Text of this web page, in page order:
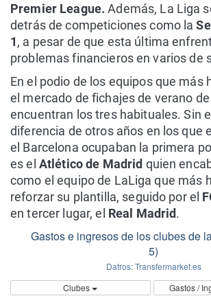
Premier League. Además, La Liga
detrás de competiciones como la
1, a pesar de que esta última
problemas financieros en varios de
En el podio de los equipos que más
el mercado de fichajes de verano
encuentran los tres habituales. Sin
diferencia de otros años en los que
el Barcelona ocupaban la primera
es el Atlético de Madrid quien
como el equipo de LaLiga que más
reforzar su plantilla, seguido por el
en tercer lugar, el Real Madrid.